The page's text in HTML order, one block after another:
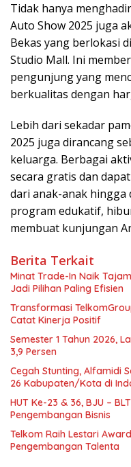
Tidak hanya
Auto Show 2025 juga
Bekas yang berlokasi
Studio Mall. Ini
pengunjung yang
berkualitas dengan
Lebih dari sekadar
2025 juga dirancang
keluarga. Berbagai
secara gratis dan
dari anak-anak hingga
program edukatif,
membuat kunjungan
Berita Terkait
Minat Trade-In Naik
Jadi Pilihan Paling Efisien
Transformasi
Catat Kinerja Positif
Semester 1 Tahun 2026,
3,9 Persen
Cegah Stunting, Alfamidi
26 Kabupaten/Kota di
HUT Ke-23 & 36, BJU –
Pengembangan Bisnis
Telkom Raih Lestari
Pengembangan Talenta